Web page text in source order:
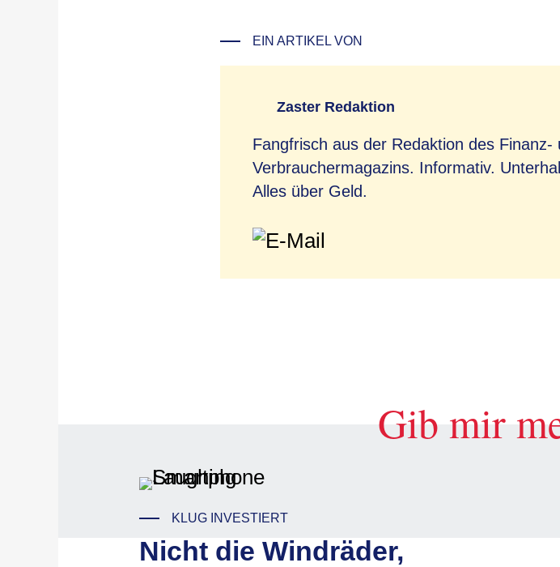
EIN ARTIKEL VON
Zaster Redaktion
Fangfrisch aus der Redaktion des Finanz-
Verbrauchermagazins. Informativ.
Alles über Geld.
Gib mir
KLUG INVESTIERT
Nicht die Windräder,